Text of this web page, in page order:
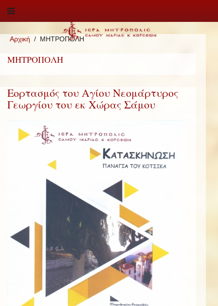
Αρχική ΜΗΤΡΟΠΟΛΗ
ΜΗΤΡΟΠΟΛΗ
Εορτασμός του Αγίου Νεομάρτυρος
Γεωργίου του εκ Χώρας Σάμου